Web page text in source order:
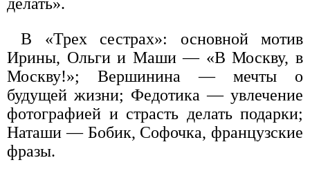
В «Трех сестрах»: основной мотив
Ирины, Ольги и Маши — «В Москву, в
Москву!»; Вершинина — мечты о
будущей жизни; Федотика — увлечение
фотографией и страсть делать подарки;
Наташи — Бобик, Софочка, французские
фразы.